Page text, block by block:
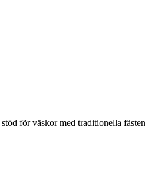
för väskor med traditionella